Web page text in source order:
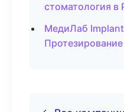
стоматология в
МедиЛаб